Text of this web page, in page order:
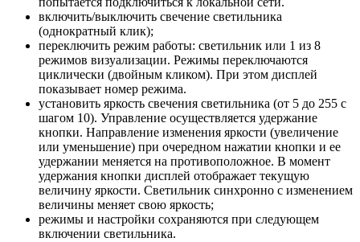
включить/выключить свечение светильника
(однократный клик);
переключить режим работы: светильник или 1 из 8
режимов визуализации. Режимы переключаются
циклически (двойным кликом). При этом дисплей
показывает номер режима.
установить яркость свечения светильника (от 5 до 255 с
шагом 10). Управление осуществляется удержание
кнопки. Направление изменения яркости (увеличение
или уменьшение) при очередном нажатии кнопки и ее
удержании меняется на противоположное. В момент
удержания кнопки дисплей отображает текущую
величину яркости. Светильник синхронно с изменением
величины меняет свою яркость;
режимы и настройки сохраняются при следующем
включении светильника.